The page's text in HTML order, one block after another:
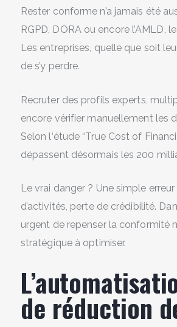
Rester conforme n’a jamais été
RGPD, DORA ou encore
Les entreprises, quelle que soit
de s’y perdre.
Recruter des profils experts,
encore vérifier manuellement les
Selon l‘étude “True Cost of
dépassent désormais les 200
Le vrai danger ? Une simple
d’activités, perte de crédibilité.
urgent de repenser la conformité
stratégique à optimiser.
de réduction